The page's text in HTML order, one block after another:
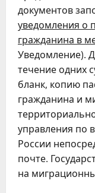
документов
уведомления о
гражданина в
Уведомление).
течение одних
бланк, копию
гражданина и
управления по
России
почте.
на